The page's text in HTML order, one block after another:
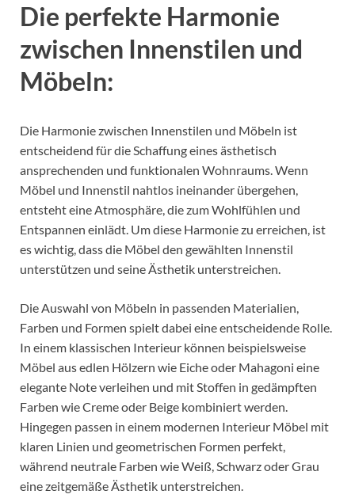
Die perfekte Harmonie
zwischen Innenstilen und
Möbeln:
Die Harmonie zwischen Innenstilen und Möbeln ist
entscheidend für die Schaffung eines ästhetisch
ansprechenden und funktionalen Wohnraums. Wenn
Möbel und Innenstil nahtlos ineinander übergehen,
entsteht eine Atmosphäre, die zum Wohlfühlen und
Entspannen einlädt. Um diese Harmonie zu erreichen, ist
es wichtig, dass die Möbel den gewählten Innenstil
unterstützen und seine Ästhetik unterstreichen.
Die Auswahl von Möbeln in passenden Materialien,
Farben und Formen spielt dabei eine entscheidende Rolle.
In einem klassischen Interieur können beispielsweise
Möbel aus edlen Hölzern wie Eiche oder Mahagoni eine
elegante Note verleihen und mit Stoffen in gedämpften
Farben wie Creme oder Beige kombiniert werden.
Hingegen passen in einem modernen Interieur Möbel mit
klaren Linien und geometrischen Formen perfekt,
während neutrale Farben wie Weiß, Schwarz oder Grau
eine zeitgemäße Ästhetik unterstreichen.